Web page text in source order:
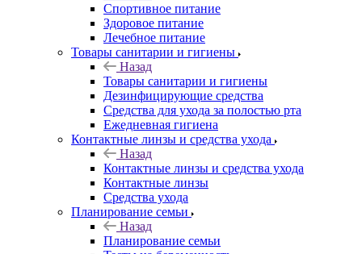
Спортивное питание
Здоровое питание
Лечебное питание
Товары санитарии и гигиены
Назад
Товары санитарии и гигиены
Дезинфицирующие средства
Средства для ухода за полостью рта
Ежедневная гигиена
Контактные линзы и средства ухода
Назад
Контактные линзы и средства ухода
Контактные линзы
Средства ухода
Планирование семьи
Назад
Планирование семьи